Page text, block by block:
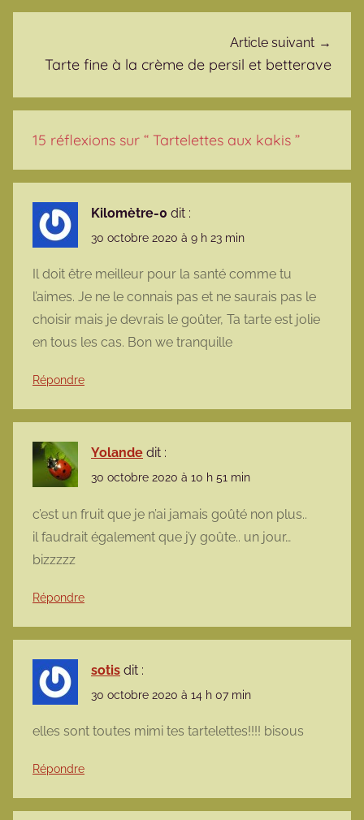
Article suivant
Tarte fine à la crème de persil et betterave
15 réflexions sur “ Tartelettes aux kakis ”
Kilomètre-0 dit :
30 octobre 2020 à 9 h 23 min
Il doit être meilleur pour la santé comme tu
l’aimes. Je ne le connais pas et ne saurais pas le
choisir mais je devrais le goûter, Ta tarte est jolie
en tous les cas. Bon we tranquille
Répondre
Yolande dit :
30 octobre 2020 à 10 h 51 min
c’est un fruit que je n’ai jamais goûté non plus..
il faudrait également que j’y goûte.. un jour…
bizzzzz
Répondre
sotis dit :
30 octobre 2020 à 14 h 07 min
elles sont toutes mimi tes tartelettes!!!! bisous
Répondre